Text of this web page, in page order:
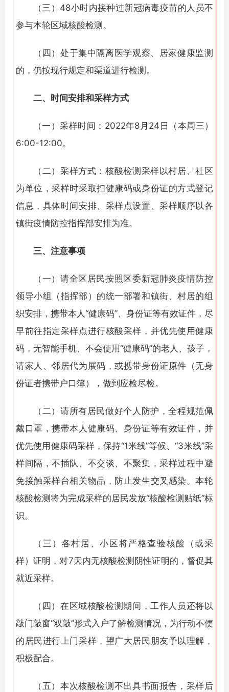
（三）48小时内接种过新冠病毒疫苗的人员不
参与本轮区域核酸检测。
（四）处于集中隔离医学观察、居家健康监测
的，仍按现行规定和渠道进行检测。
二、时间安排和采样方式
（一）采样时间：2022年8月24日（本周三）
6:00-12:00。
（二）采样方式：核酸检测采样以村居、社区
为单位，采样时采取扫健康码或身份证的方式登记
信息，具体时间安排、采样点设置、采样顺序以各
镇街疫情防控指挥部安排为准。
三、注意事项
（一）请全区居民按照区委新冠肺炎疫情防控
领导小组（指挥部）的统一部署和镇街、村居的组
织安排，携带本人“健康码”、身份证等有效证件，尽
早前往指定采样点进行核酸采样，并优先使用健康
码，无智能手机、不会使用“健康码”的老人、孩子，
请家人、邻居代为展码，或携带身份证原件（无身
份证者携带户口簿），做到应检尽检。
（二）请所有居民做好个人防护，全程规范佩
戴口罩，携带本人健康码、身份证等有效证件，并
优先使用健康码采样，保持“1米线”等候、“3米线”采
样间隔，不插队、不交谈、不聚集，采样过程中避
免接触采样台相关物品，防止发生交叉感染。本轮
核酸检测将为完成采样的居民发放“核酸检测贴纸”标
识。
（三）各村居、小区将严格查验核酸（或采
样）证明，对7天内无核酸检测阴性证明的，督促其
就近采样。
（四）在区域核酸检测期间，工作人员还将以
敲门敲窗“双敲”形式入户了解检测情况，为行动不便
的居民进行上门采样，望广大居民朋友予以理解，
积极配合。
（五）本次核酸检测不出具书面报告，采样后